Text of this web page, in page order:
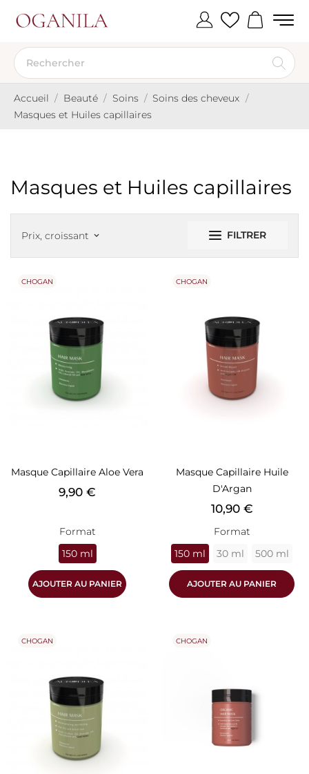
Accueil Beauté Soins
Soins des cheveux
Masques et Huiles capillaires
Masques et Huiles capillaires
Prix, croissant keyboard_arrow_down FILTRER
Masque Capillaire Aloe Vera
Prix
9,90 €
Format
150 ml
AJOUTER AU PANIER
CHOGAN
Masque Capillaire Huile
D'Argan
Prix
10,90 €
Format
150 ml
30 ml 500 ml
AJOUTER AU PANIER
CHOGAN
CHOGAN CHOGAN